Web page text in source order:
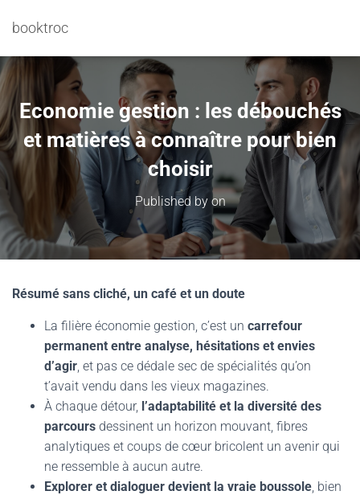
booktroc
Economie gestion : les débouchés
et matières à connaître pour bien
choisir
Published by on
Résumé sans cliché, un café et un doute
La filière économie gestion, c’est un carrefour
permanent entre analyse, hésitations et envies
d’agir, et pas ce dédale sec de spécialités qu’on
t’avait vendu dans les vieux magazines.
À chaque détour, l’adaptabilité et la diversité des
parcours dessinent un horizon mouvant, fibres
analytiques et coups de cœur bricolent un avenir qui
ne ressemble à aucun autre.
Explorer et dialoguer devient la vraie boussole, bien